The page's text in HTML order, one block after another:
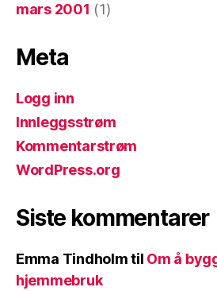
mars 2001 (1)
Meta
Logg inn
Innleggsstrøm
Kommentarstrøm
WordPress.org
Siste kommentarer
Emma Tindholmtil Om å
hjemmebruk